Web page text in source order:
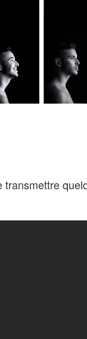
transmettre